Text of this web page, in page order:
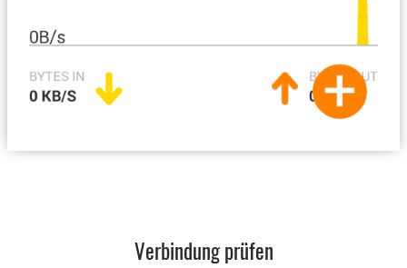
Verbindung prüfen